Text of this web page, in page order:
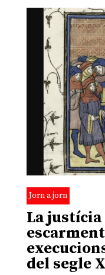
Jorn a jorn
La justícia
del segle